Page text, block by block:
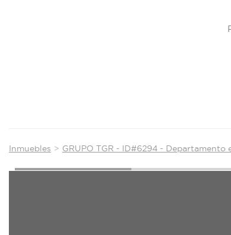
Inmuebles GRUPO TGR - ID#6294 - Departamento